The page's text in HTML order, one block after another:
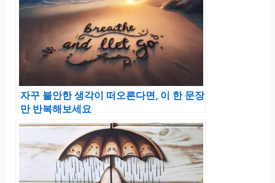
자꾸 불안한 생각이 떠오른다면, 이 한 문장
만 반복해보세요